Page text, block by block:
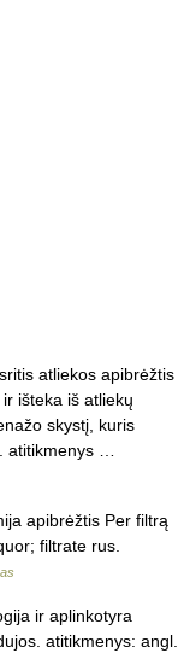
atliekos apibrėžtis
išteka iš atliekų
skystį, kuris
atitikmenys …
apibrėžtis Per filtrą
filtrate rus.
ir aplinkotyra
atitikmenys: angl.